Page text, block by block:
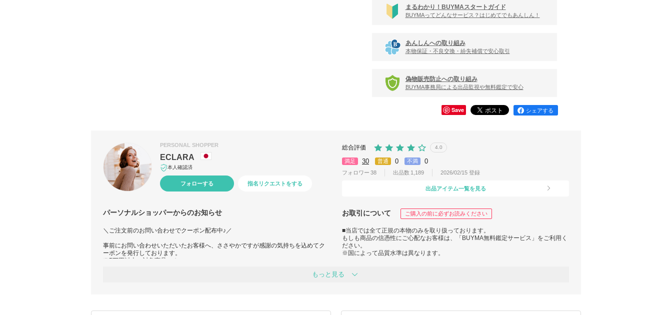
まるわかり！BUYMAスタートガイド
BUYMAってどんなサービス？はじめてでもあんしん！
あんしんへの取り組み
本物保証・不良交換・紛失補償で安心取引
偽物販売防止への取り組み
BUYMA事務局による出品監視や無料鑑定で安心
Save シェアする
PERSONAL SHOPPER
ECLARA
本人確認済
フォローする 指名リクエストをする
総合評価 4.0
満足 30 普通 0 不満 0
フォロワー 38 出品数 1,189 2026/02/15 登録
出品アイテム一覧を見る
パーソナルショッパーからのお知らせ お取引について ご購入の前に必ずお読みください
＼ご注文前のお問い合わせでクーポン配布中♪／
事前にお問い合わせいただいたお客様へ、ささやかですが感謝の気持ちを込めてク
ーポンを発行しております。
※5万円以上の対象商品のみ
あなただけの特別なお買い物をお手伝いさせていただきます☆
■当店では全て正規の本物のみを取り扱っております。
もしも商品の信憑性にご心配なお客様は、「BUYMA無料鑑定サービス」をご利用く
ださい。
※国によって品質水準は異なります。
す。
■商品の実寸、画像での色味等につきましては、多少の誤差が生じてしまうこともご
もっと見る